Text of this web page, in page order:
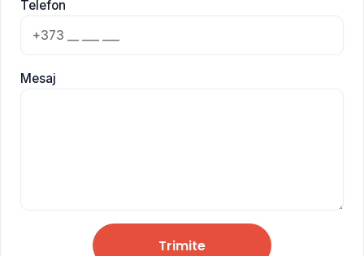
Telefon
Mesaj
Trimite